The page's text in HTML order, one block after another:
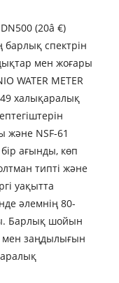
(20â €)
барлық спектрін
мен жоғары
WATER METER
халықаралық
және NSF-61
ағынды, көп
типті және
уақытта
әлемнің 80-
Барлық шойын
мен заңдылығын